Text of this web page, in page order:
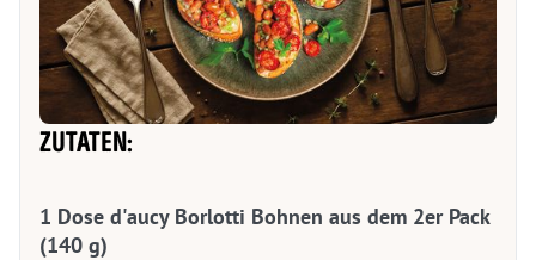
ZUTATEN:
1 Dose d'aucy Borlotti Bohnen aus dem 2er Pack
(140 g)